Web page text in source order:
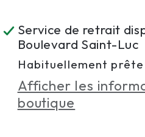
quantité
de
de
Service de retrait
Boulevard Saint-Luc
Habituellement prête
Afficher les
boutique